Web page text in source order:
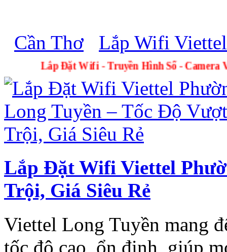
Cần Thơ Lắp Wifi
Lắp Đặt Wifi - Truyền Hình Số -
Lắp Đặt Wifi Viettel
Trội, Giá Siêu Rẻ
Viettel Long Tuyền mang
tốc độ cao, ổn định, giúp